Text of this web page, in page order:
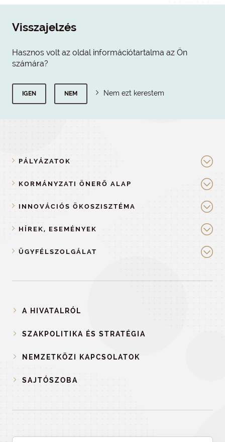
Visszajelzés
Hasznos volt az oldal információtartalma az Ön
számára?
IGEN NEM Nem ezt kerestem
PÁLYÁZATOK
KORMÁNYZATI ÖNERŐ ALAP
INNOVÁCIÓS ÖKOSZISZTÉMA
HÍREK, ESEMÉNYEK
ÜGYFÉLSZOLGÁLAT
A HIVATALRÓL
SZAKPOLITIKA ÉS STRATÉGIA
NEMZETKÖZI KAPCSOLATOK
SAJTÓSZOBA